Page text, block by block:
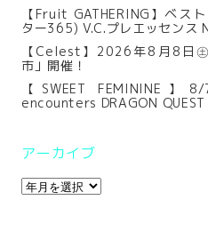
【Fruit GATHERING】ベス
ター365) V.C.プレエッセンス
【Celest】2026年8月8日
市」開催！
【SWEET FEMININE】
encounters DRAGON
アーカイブ